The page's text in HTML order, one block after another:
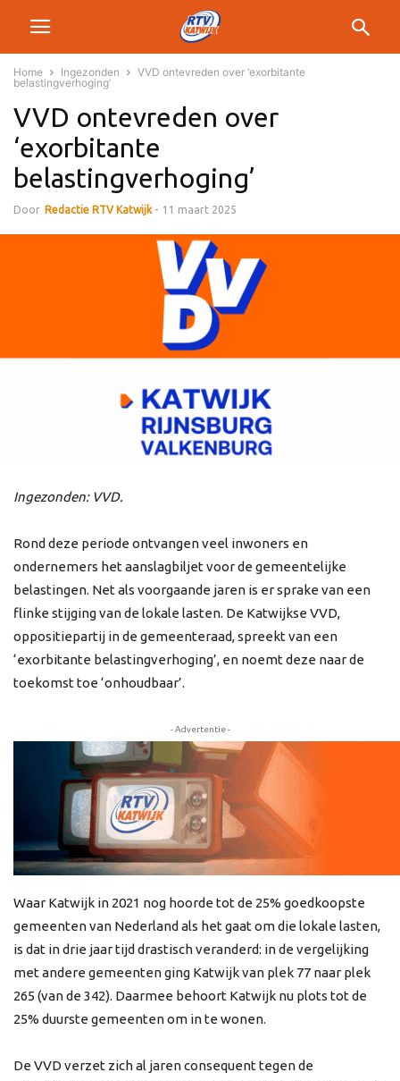
Home Ingezonden
VVD ontevreden over ‘exorbitante
belastingverhoging’
VVD ontevreden over
‘exorbitante
belastingverhoging’
Door Redactie RTV Katwijk - 11 maart 2025
Ingezonden: VVD.
Rond deze periode ontvangen veel inwoners en
ondernemers het aanslagbiljet voor de gemeentelijke
belastingen. Net als voorgaande jaren is er sprake van een
flinke stijging van de lokale lasten. De Katwijkse VVD,
oppositiepartij in de gemeenteraad, spreekt van een
‘exorbitante belastingverhoging’, en noemt deze naar de
toekomst toe ‘onhoudbaar’.
- Advertentie -
Waar Katwijk in 2021 nog hoorde tot de 25% goedkoopste
gemeenten van Nederland als het gaat om die lokale lasten,
is dat in drie jaar tijd drastisch veranderd: in de vergelijking
met andere gemeenten ging Katwijk van plek 77 naar plek
265 (van de 342). Daarmee behoort Katwijk nu plots tot de
25% duurste gemeenten om in te wonen.
De VVD verzet zich al jaren consequent tegen de